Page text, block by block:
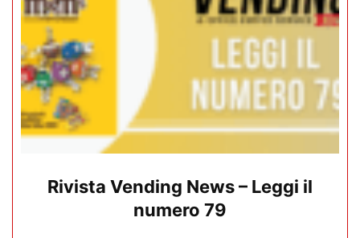
Rivista Vending News – Leggi il
numero 79